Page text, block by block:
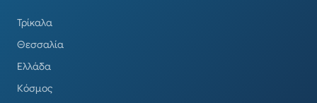
Τρίκαλα
Θεσσαλία
Ελλάδα
Κόσμος